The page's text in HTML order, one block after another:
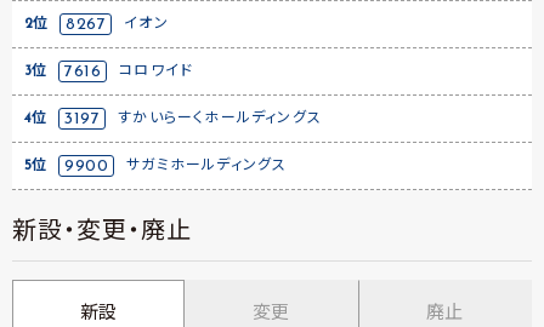
2位 8267 イオン
3位 7616 コロワイド
4位 3197 すかいらーくホールディングス
5位 9900 サガミホールディングス
新設・変更・廃止
新設 変更 廃止